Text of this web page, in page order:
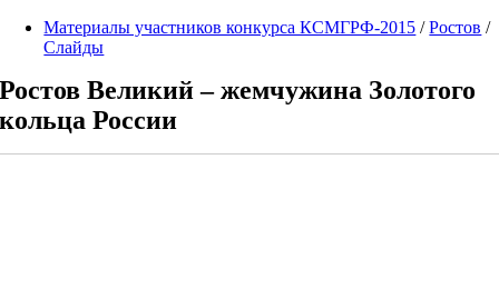
Материалы участников конкурса КСМГРФ-2015 /Ростов /
Слайды
Ростов Великий – жемчужина Золотого
кольца России